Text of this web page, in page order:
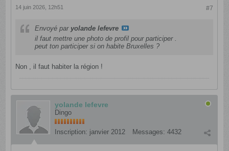
#7
14 juin 2026, 12h51
Envoyé par yolande lefevre
il faut mettre une photo de profil pour participer .
peut ton participer si on habite Bruxelles ?
Non , il faut habiter la région !
yolande lefevre
Dingo
Inscription: janvier 2012 Messages: 4432